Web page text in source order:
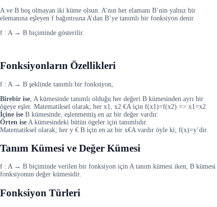
A ve B boş olmayan iki küme olsun. A’nın her elamanı B’nin yalnız bir
elemanına eşleyen f bağıntısına A’dan B’ye tanımlı bir fonksiyon denir.
f : A → B biçiminde gösterilir.
Fonksiyonların Özellikleri
f : A → B şeklinde tanımlı bir fonksiyon,
Birebir ise , A kümesinde tanımlı olduğu her değeri B kümesinden ayrı bir
ögeye eşler. Matematiksel olarak; her x1, x2 €A için f(x1)=f(x2) => x1=x2
İçine ise B kümesinde, eşlenmemiş en az bir değer vardır.
Örten ise A kümesindeki bütün ögeler için tanımlıdır.
Matematiksel olarak; her y € B için en az bir x€A vardır öyle ki; f(x)=y’dir.
Tanım Kümesi ve Değer Kümesi
f : A → B biçiminde verilen bir fonksiyon için A tanım kümesi iken, B kümesi
fonksiyonun değer kümesidir.
Fonksiyon Türleri